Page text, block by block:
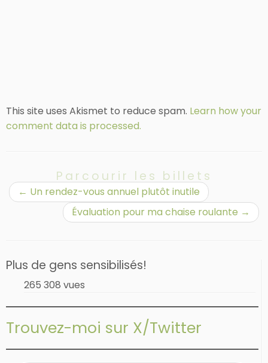
This site uses Akismet to reduce spam. Learn how your
comment data is processed.
Parcourir les billets
← Un rendez-vous annuel plutôt inutile
Évaluation pour ma chaise roulante →
Plus de gens sensibilisés!
265 308 vues
Trouvez-moi sur X/Twitter